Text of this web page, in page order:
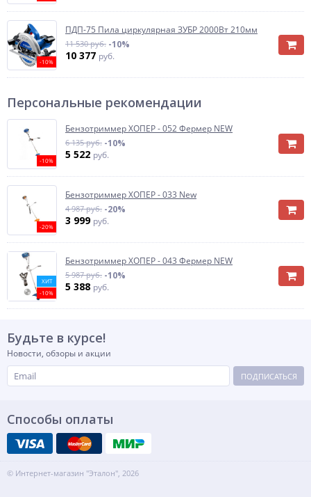
-10%
ПДП-75 Пила циркулярная ЗУБР 2000Вт 210мм
11 530 руб. -10%
10 377 руб.
Персональные рекомендации
-10%
Бензотриммер ХОПЕР - 052 Фермер NEW
6 135 руб. -10%
5 522 руб.
-20%
Бензотриммер ХОПЕР - 033 New
4 987 руб. -20%
3 999 руб.
ХИТ
-10%
Бензотриммер ХОПЕР - 043 Фермер NEW
5 987 руб. -10%
5 388 руб.
Будьте в курсе!
Новости, обзоры и акции
ПОДПИСАТЬСЯ
Способы оплаты
© Интернет-магазин "Эталон", 2026